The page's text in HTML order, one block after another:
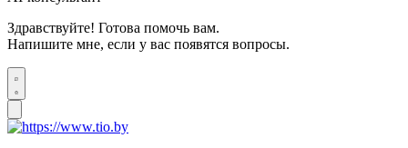
Здравствуйте! Готова помочь вам.
Напишите мне, если у вас появятся вопросы.